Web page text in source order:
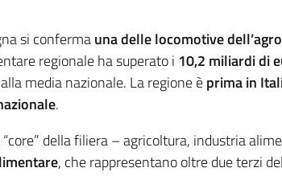
si confermauna delle locomotive
regionale ha superato i 10,2 miliardi di
media nazionale. La regione èprima in
.
della filiera – agricoltura, industria
, che rappresentano oltre due terzi